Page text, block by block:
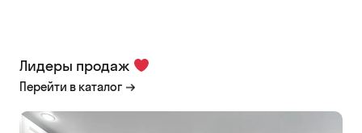
Лидеры продаж
Перейти в каталог